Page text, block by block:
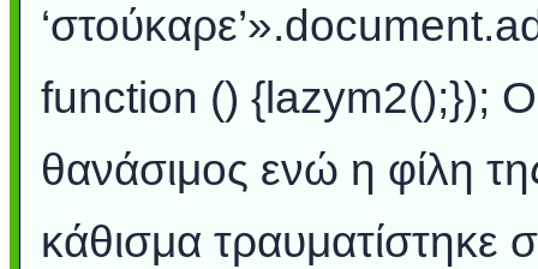
function () {lazym2();}); Ο
θανάσιμος ενώ η φίλη
κάθισμα τραυματίστηκε